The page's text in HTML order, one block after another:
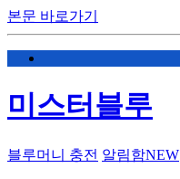
본문 바로가기
미스터블루
블루머니 충전 알림함NEW